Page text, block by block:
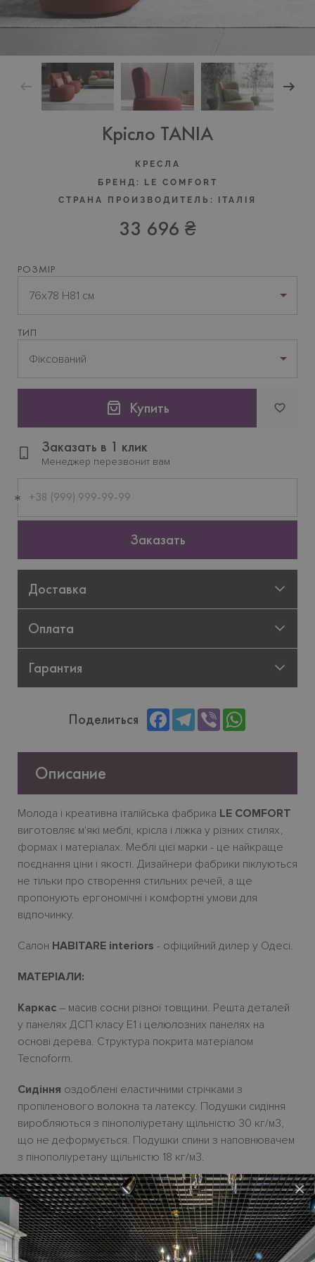
×
Крісло TANIA
КРЕСЛА
БРЕНД:
LE COMFORT
СТРАНА ПРОИЗВОДИТЕЛЬ:
ІТАЛІЯ
33 696 ₴
РОЗМІР
76х78 H81 см
ТИП
Фіксований
Купить
Заказать в 1 клик
Менеджер перезвонит вам
телефон
Заказать
Доставка
Оплата
Гарантия
Поделиться FacebookTelegram
Viber
Описание
Молода і креативна італійська фабрика LE COMFORT
виготовляє м'які меблі, крісла і ліжка у різних стилях,
формах і матеріалах. Меблі цієї марки - це найкраще
поєднання ціни і якості. Дизайнери фабрики піклуються
не тільки про створення стильних речей, а ще
пропонують ергономічнi і комфортнi умови для
відпочинку.
Салон HABITARE interiors - офіцийний дилер у Одесі.
МАТЕРІАЛИ:
Каркас – масив сосни різної товщини. Решта деталей
у панелях ДСП класу Е1 і целюлозних панелях на
основі дерева. Структура покрита матеріалом
Tecnoform.
Сидіння оздоблені еластичними стрічками з
пропіленового волокна та латексу. Подушки сидіння
виробляються з пінополіуретану щільністю 30 кг/м3,
що не деформується. Подушки спини з наповнювачем
з пінополіуретану щільністю 18 кг/м3.
Покриття– знiмнiчохли з тканини, частково знiмнiз
екошкiри і еконубуку.
Ніжки– ABS-пластик H4см у чорному кольорі.